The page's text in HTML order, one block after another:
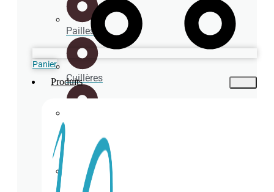
Pailles
Cuillères
gobelets
Sous-
Panier
Produits